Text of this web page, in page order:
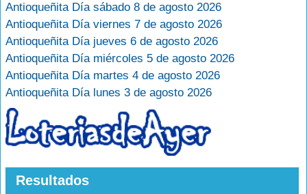
Antioqueñita Día sábado 8 de agosto 2026
Antioqueñita Día viernes 7 de agosto 2026
Antioqueñita Día jueves 6 de agosto 2026
Antioqueñita Día miércoles 5 de agosto 2026
Antioqueñita Día martes 4 de agosto 2026
Antioqueñita Día lunes 3 de agosto 2026
Resultados